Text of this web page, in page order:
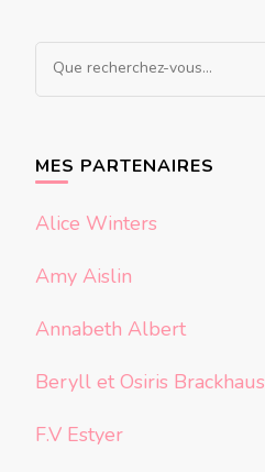
Vous
MES PARTENAIRES
Alice Winters
Amy Aislin
Annabeth Albert
Beryll et Osiris Brackhaus
F.V Estyer